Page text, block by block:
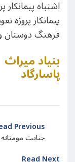
اشتباه
پیمانکار
فرهنگ دوستان
Share
بنیاد میراث
پاسارگاد
Previous
جنایت مومنانه